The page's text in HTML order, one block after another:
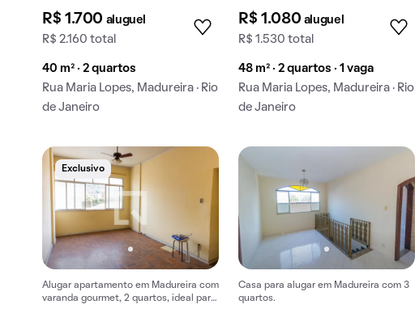
R$ 1.700 aluguel
R$ 2.160 total
40 m² · 2 quartos
Rua Maria Lopes, Madureira · Rio
de Janeiro
R$ 1.080 aluguel
R$ 1.530 total
48 m² · 2 quartos · 1 vaga
Rua Maria Lopes, Madureira · Rio
de Janeiro
Exclusivo
Alugar apartamento em Madureira com
varanda gourmet, 2 quartos, ideal para
Casa para alugar em Madureira com 3
quartos.